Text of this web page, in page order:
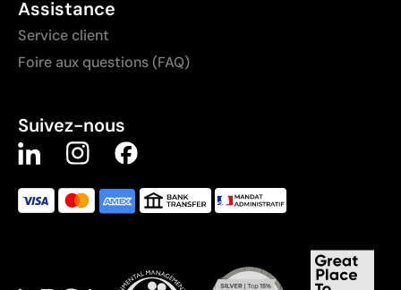
Assistance
Service client
Foire aux questions (FAQ)
Suivez-nous